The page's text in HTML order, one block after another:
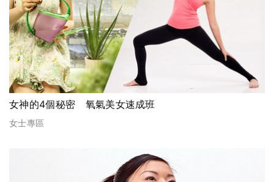
女神的4個秘密 氧氣美女速成班
女士專區